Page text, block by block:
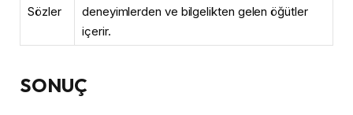
Sözler
deneyimlerden ve bilgelikten gelen öğütler
içerir.
SONUÇ